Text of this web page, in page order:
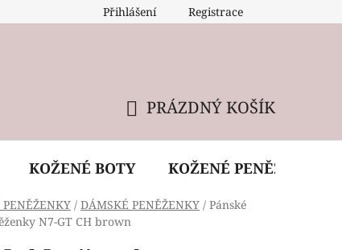
Reklamační podmínky
Přihlášení Registrace
KOŠÍK
PRÁZDNÝ KOŠÍK
KOŽENÉ BOTY KOŽENÉ PENĚŽENKY
/ DÁMSKÉ PENĚŽENKY / Pánské
N7-GT CH brown